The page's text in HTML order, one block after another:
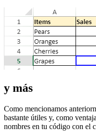
y más
Como mencionamos
bastante útiles y, como
nombres en tu código con el